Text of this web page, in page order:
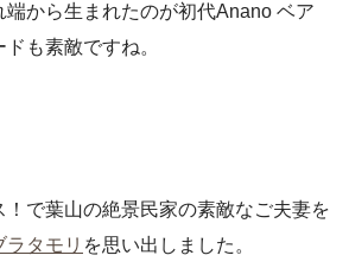
端から生まれたのが初代Anano ベア
も素敵ですね。
で葉山の絶景民家の素敵なご夫妻を
ラタモリ を思い出しました。